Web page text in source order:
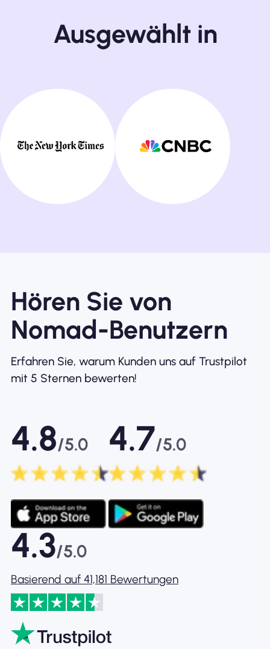
Ausgewählt in
Hören Sie von
Nomad-Benutzern
Erfahren Sie, warum Kunden uns auf Trustpilot
mit 5 Sternen bewerten!
4.8/5.0 4.7/5.0
4.3/5.0
Basierend auf 41,181 Bewertungen